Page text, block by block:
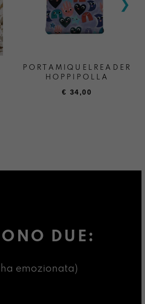
PORTAMIQUELREADER
HOPPIPOLLA
€ 34,00
DUE:
emozionata)